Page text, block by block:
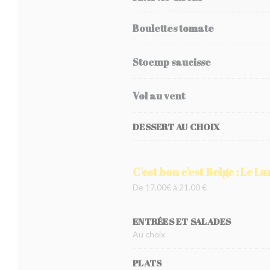
Boulettes tomate
Stoemp saucisse
Vol au vent
DESSERT AU CHOIX
C'est bon c'est Belge : Le
De 17.00€ à 21.00 €
ENTRÉES ET SALADES
Au choix
PLATS